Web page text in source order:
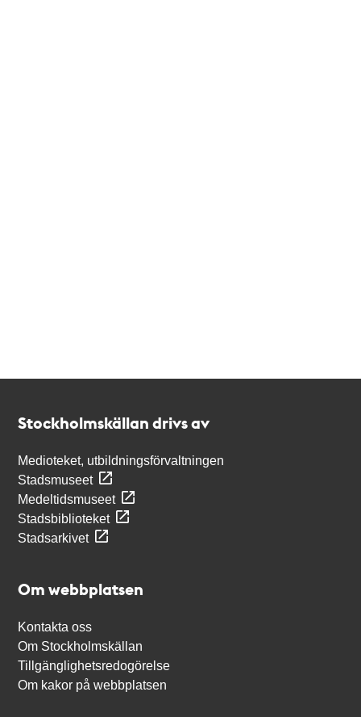
Stockholmskällan drivs av
Medioteket, utbildningsförvaltningen
Stadsmuseet
Medeltidsmuseet
Stadsbiblioteket
Stadsarkivet
Om webbplatsen
Kontakta oss
Om Stockholmskällan
Tillgänglighetsredogörelse
Om kakor på webbplatsen